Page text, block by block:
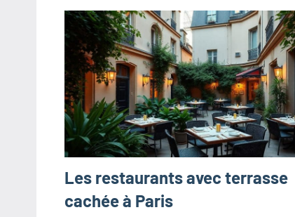
Les restaurants avec terrasse
cachée à Paris